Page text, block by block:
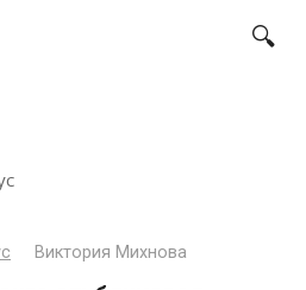
Виктория Михнова